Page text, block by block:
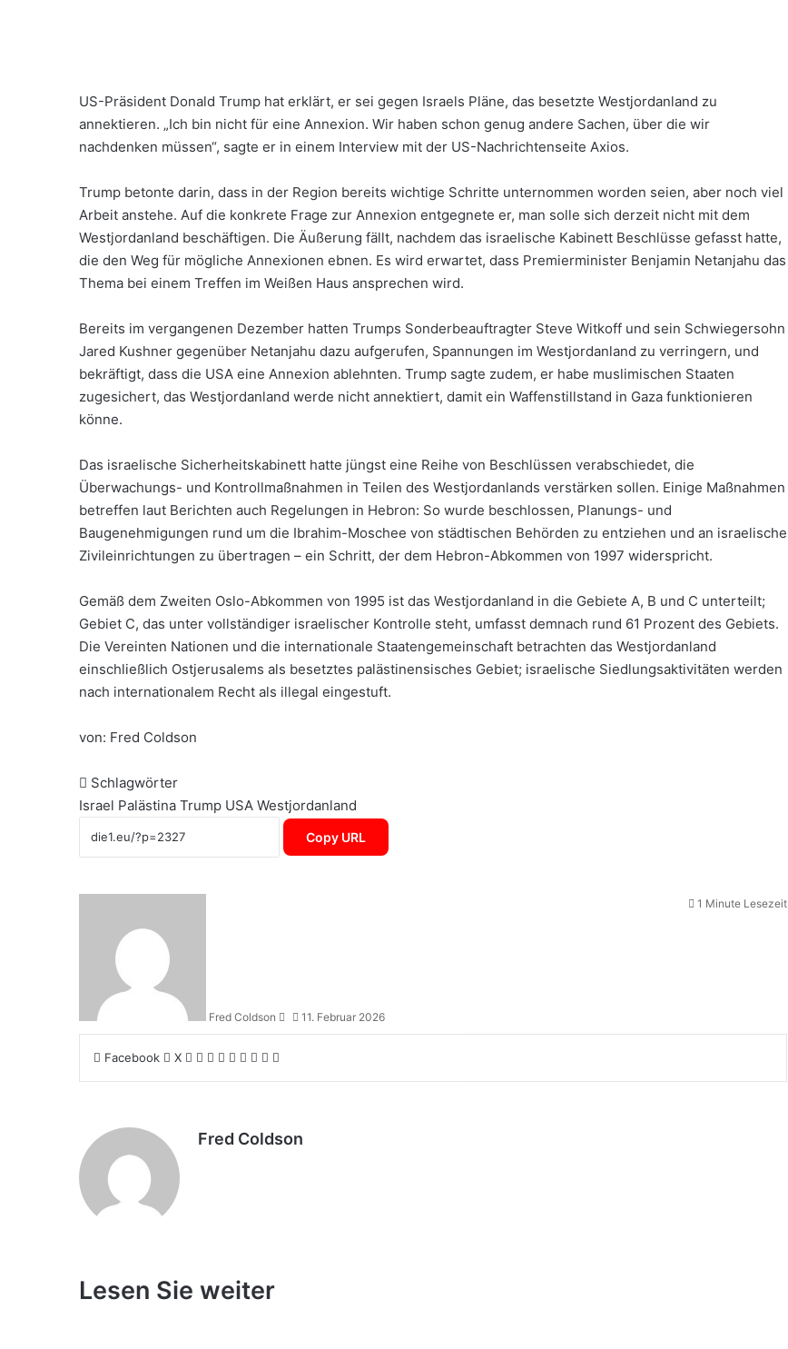
US-Präsident Donald Trump hat erklärt, er sei gegen Israels Pläne, das besetzte Westjordanland zu
annektieren. „Ich bin nicht für eine Annexion. Wir haben schon genug andere Sachen, über die wir
nachdenken müssen“, sagte er in einem Interview mit der US-Nachrichtenseite Axios.
Trump betonte darin, dass in der Region bereits wichtige Schritte unternommen worden seien, aber noch viel
Arbeit anstehe. Auf die konkrete Frage zur Annexion entgegnete er, man solle sich derzeit nicht mit dem
Westjordanland beschäftigen. Die Äußerung fällt, nachdem das israelische Kabinett Beschlüsse gefasst hatte,
die den Weg für mögliche Annexionen ebnen. Es wird erwartet, dass Premierminister Benjamin Netanjahu das
Thema bei einem Treffen im Weißen Haus ansprechen wird.
Bereits im vergangenen Dezember hatten Trumps Sonderbeauftragter Steve Witkoff und sein Schwiegersohn
Jared Kushner gegenüber Netanjahu dazu aufgerufen, Spannungen im Westjordanland zu verringern, und
bekräftigt, dass die USA eine Annexion ablehnten. Trump sagte zudem, er habe muslimischen Staaten
zugesichert, das Westjordanland werde nicht annektiert, damit ein Waffenstillstand in Gaza funktionieren
könne.
Das israelische Sicherheitskabinett hatte jüngst eine Reihe von Beschlüssen verabschiedet, die
Überwachungs- und Kontrollmaßnahmen in Teilen des Westjordanlands verstärken sollen. Einige Maßnahmen
betreffen laut Berichten auch Regelungen in Hebron: So wurde beschlossen, Planungs- und
Baugenehmigungen rund um die Ibrahim-Moschee von städtischen Behörden zu entziehen und an israelische
Zivileinrichtungen zu übertragen – ein Schritt, der dem Hebron-Abkommen von 1997 widerspricht.
Gemäß dem Zweiten Oslo-Abkommen von 1995 ist das Westjordanland in die Gebiete A, B und C unterteilt;
Gebiet C, das unter vollständiger israelischer Kontrolle steht, umfasst demnach rund 61 Prozent des Gebiets.
Die Vereinten Nationen und die internationale Staatengemeinschaft betrachten das Westjordanland
einschließlich Ostjerusalems als besetztes palästinensisches Gebiet; israelische Siedlungsaktivitäten werden
nach internationalem Recht als illegal eingestuft.
von: Fred Coldson
Schlagwörter
Israel Palästina Trump USA Westjordanland
Copy URL
Fred Coldson 11. Februar 2026
1 Minute Lesezeit
Facebook X LinkedIn
Tumblr
Pinterest
Reddit
VKontakte
WhatsApp
Telegram
Teile
Fred Coldson
Lesen Sie weiter